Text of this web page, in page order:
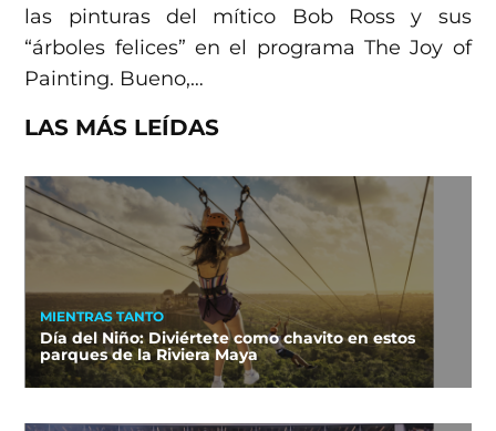
las pinturas del mítico Bob Ross y sus
“árboles felices” en el programa The Joy of
Painting. Bueno,…
LAS MÁS LEÍDAS
MIENTRAS TANTO
Día del Niño: Diviértete como chavito en estos
parques de la Riviera Maya